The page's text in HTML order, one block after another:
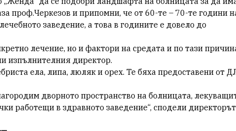
проф.Черкезов и припомни, че от 60-те – 70-те години
заведение, а това в годините е довело до
лечение, но и фактори на средата и по тази
изпълнителния директор.
ела, липа, люляк и орех. Те бяха предоставени от
дворното пространство на болницата,
работещи в здравното заведение“, сподели